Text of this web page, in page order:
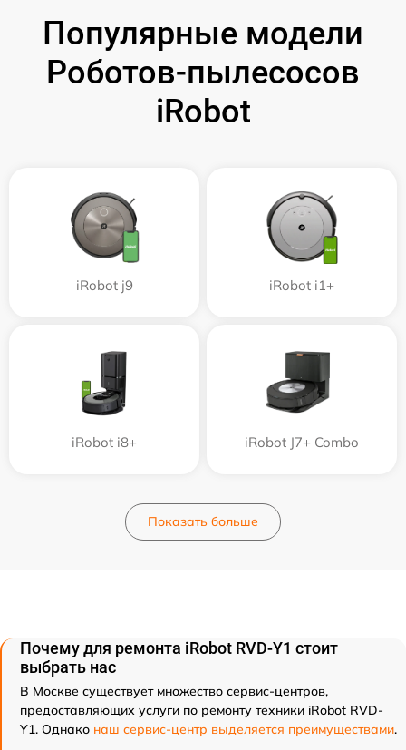
Популярные модели
Роботов-пылесосов
iRobot
iRobot j9 iRobot i1+
iRobot i8+ iRobot J7+ Combo
Показать больше
Почему для ремонта iRobot RVD-Y1 стоит
выбрать нас
В Москве существует множество сервис-центров,
предоставляющих услуги по ремонту техники iRobot RVD-
Y1. Однако наш сервис-центр выделяется преимуществами.